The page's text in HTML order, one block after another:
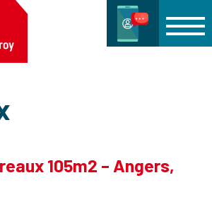
105m2 – Angers,